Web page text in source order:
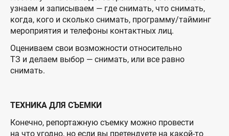
узнаем и записываем — где снимать, что снимать,
когда, кого и сколько снимать, программу/тайминг
мероприятия и телефоны контактных лиц.
Оцениваем свои возможности относительно
ТЗ и делаем выбор — снимать, или все равно
снимать.
ТЕХНИКА ДЛЯ СЪЕМКИ
Конечно, репортажную съемку можно провести
на что угодно, но если вы претендуете на какой-то